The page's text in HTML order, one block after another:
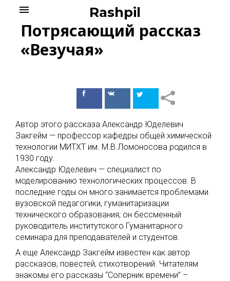
content
Rashpil
menu
Потрясающий рассказ
«Везучая»
ПоделитьсяПоделиться
Автор этого рассказа Александр Юделевич
Закгейм — профессор кафедры общей химической
технологии МИТХТ им. М.В.Ломоносова родился в
1930 году.
Александр Юделевич — специалист по
моделированию технологических процессов. В
последние годы он много занимается проблемами
вузовской педагогики, гуманитаризации
технического образования; он бессменный
руководитель институтского Гуманитарного
семинара для преподавателей и студентов.
А еще Александр Закгейм известен как автор
рассказов, повестей, стихотворений. Читателям
знакомы его рассказы “Соперник времени” –